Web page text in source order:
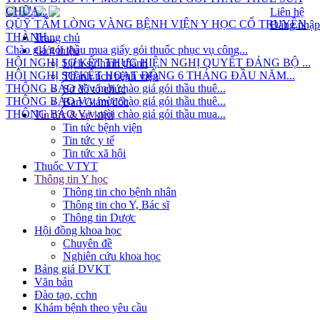
Liên hệ
Đăng nhập
Trang chủ
Giới thiệu
Lịch sử hình thành
Thành tích bệnh viện
Sơ đồ tổ chức
Ban Giám đốc
Tin tức & sự kiện
Tin tức bệnh viện
Tin tức y tế
Tin tức xã hội
Thuốc VTYT
Thông tin Y học
Thông tin cho bệnh nhân
Thông tin cho Y, Bác sĩ
Thông tin Dược
Hội đồng khoa học
Chuyên đề
Nghiên cứu khoa học
Bảng giá DVKT
Văn bản
Đào tạo, cchn
Khám bệnh theo yêu cầu
CHỮA...
QUỸ TẤM LÒNG VÀNG BỆNH VIỆN Y HỌC CỔ TRUYỀN
THÀNH...
Chào giá gói thầu mua giấy gói thuốc phục vụ công...
HỘI NGHỊ SƠ KẾT THỰC HIỆN NGHỊ QUYẾT ĐẢNG BỘ ...
HỘI NGHỊ SƠ KẾT HOẠT ĐỘNG 6 THÁNG ĐẦU NĂM...
THÔNG BÁO V/v mời chào giá gói thầu thuê...
THÔNG BÁO V/v mời chào giá gói thầu thuê...
THÔNG BÁO V/v mời chào giá gói thầu mua...